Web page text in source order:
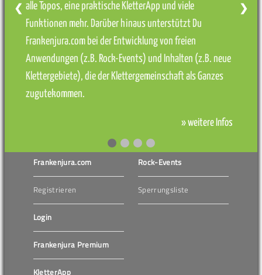
alle Topos, eine praktische KletterApp und viele
Funktionen mehr. Darüber hinaus unterstützt Du
Frankenjura.com bei der Entwicklung von freien
Anwendungen (z.B. Rock-Events) und Inhalten (z.B. neue
Klettergebiete), die der Klettergemeinschaft als Ganzes
zugutekommen.
» weitere Infos
❮ ❯
Frankenjura.com
Registrieren
Login
Frankenjura Premium
KletterApp
Rock-Events
Sperrungsliste